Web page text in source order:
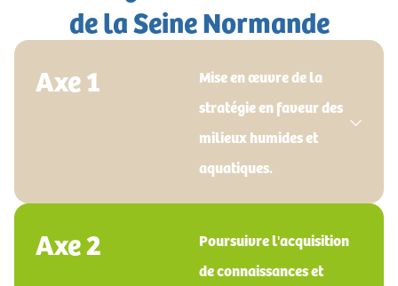
de la Seine Normande
Axe 1
Mise en œuvre de la
stratégie en faveur des
milieux humides et
aquatiques.
Axe 2
Poursuivre l'acquisition
de connaissances et